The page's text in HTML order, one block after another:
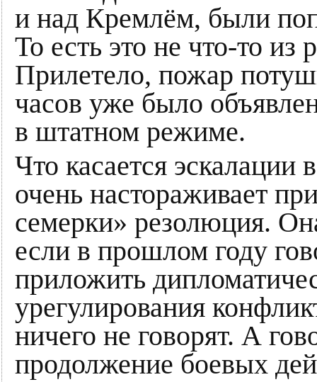
и над Кремлём, были
То есть это не что-то из
Прилетело, пожар
часов уже было
в штатном режиме.
Что касается эскалации
очень настораживает
семерки» резолюция.
если в прошлом году
приложить
урегулирования
ничего не говорят. А
продолжение боевых